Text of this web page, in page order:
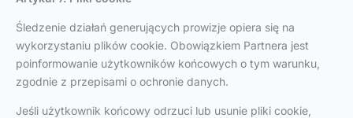
Śledzenie działań generujących prowizje opiera się na
wykorzystaniu plików cookie. Obowiązkiem Partnera jest
poinformowanie użytkowników końcowych o tym warunku,
zgodnie z przepisami o ochronie danych.
Jeśli użytkownik końcowy odrzuci lub usunie pliki cookie,